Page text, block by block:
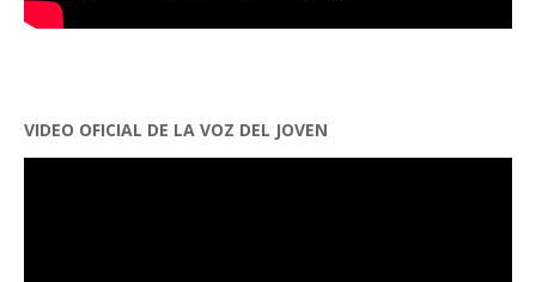
VIDEO OFICIAL DE LA VOZ DEL JOVEN